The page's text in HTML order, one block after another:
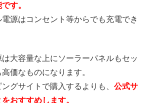
す。
源はコンセント等からでも充電でき
大容量な上にソーラーパネルもセッ
価なものになります。
グサイトで購入するよりも、 公式サ
おすすめします。